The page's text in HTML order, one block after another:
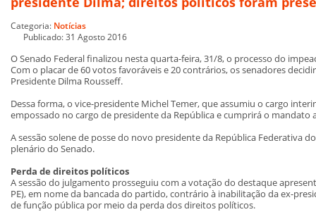
Categoria: Notícias
Publicado: 31 Agosto 2016
O Senado Federal finalizou nesta quarta-feira, 31/8, o processo do
Com o placar de 60 votos favoráveis e 20 contrários, os senadores
Presidente Dilma Rousseff.
Dessa forma, o vice-presidente Michel Temer, que assumiu o cargo
empossado no cargo de presidente da República e cumprirá o mandato
A sessão solene de posse do novo presidente da República Federativa
plenário do Senado.
Perda de direitos políticos
A sessão do julgamento prosseguiu com a votação do destaque
PE), em nome da bancada do partido, contrário à inabilitação da ex-
de função pública por meio da perda dos direitos políticos.